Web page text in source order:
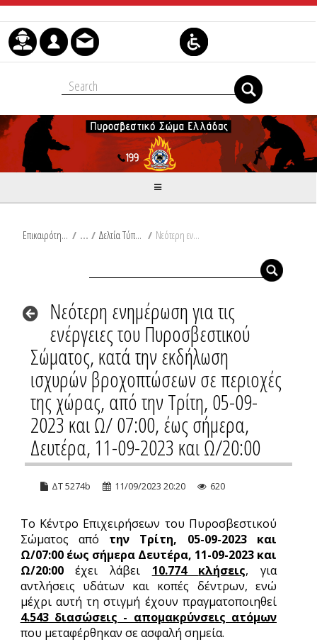
Μετάβαση στο περιεχόμενο
Επικαιρότητα / Δελτία Τύπου / Νεότερη ενημέρωση για τις ενέργειες του Πυροσβεστικού Σώματος, κατά την εκδήλωση ισχυρών βροχοπτώσεων σε περιοχές της χώρας, από την Τρίτη, 05-09-2023 και Ω/ 07:00, έως σήμερα, Δευτέρα, 11-09-2023 και Ω/20:00
Νεότερη ενημέρωση για τις
ενέργειες του Πυροσβεστικού
Σώματος, κατά την εκδήλωση
ισχυρών βροχοπτώσεων σε περιοχές
της χώρας, από την Τρίτη, 05-09-
2023 και Ω/ 07:00, έως σήμερα,
Δευτέρα, 11-09-2023 και Ω/20:00
ΔΤ 5274b 11/09/2023 20:20 620
Το Κέντρο Επιχειρήσεων του Πυροσβεστικού
Σώματος από την Τρίτη, 05-09-2023 και
Ω/07:00 έως σήμερα Δευτέρα, 11-09-2023 και
Ω/20:00έχει λάβει 10.774 κλήσεις, για
αντλήσεις υδάτων και κοπές δέντρων, ενώ
μέχρι αυτή τη στιγμή έχουν πραγματοποιηθεί
4.543 διασώσεις - απομακρύνσεις ατόμων
που μεταφέρθηκαν σε ασφαλή σημεία.